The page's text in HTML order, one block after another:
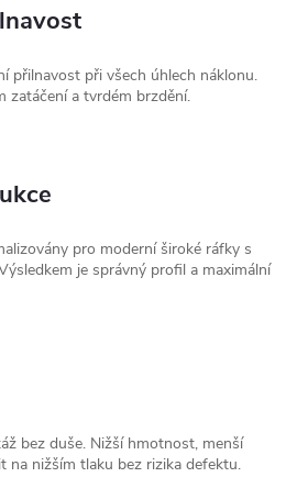
přilnavost při všech úhlech náklonu.
zatáčení a tvrdém brzdění.
pro moderní široké ráfky s
je správný profil a maximální
bez duše. Nižší hmotnost, menší
na nižším tlaku bez rizika defektu.